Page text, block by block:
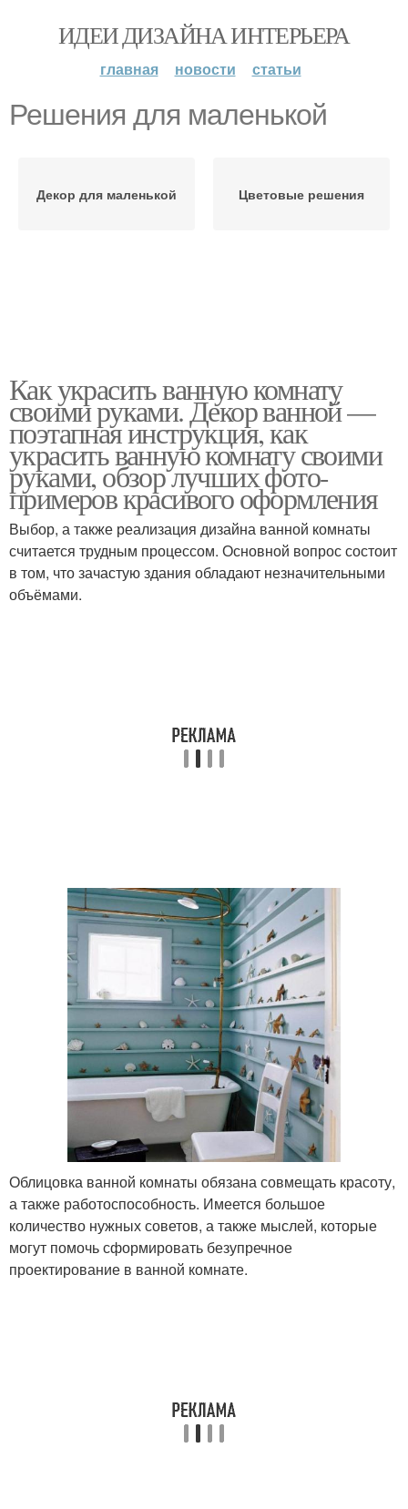
ИДЕИ ДИЗАЙНА ИНТЕРЬЕРА
главная новости статьи
Решения для маленькой
Декор для маленькой Цветовые решения
Как украсить ванную комнату
своими руками. Декор ванной —
поэтапная инструкция, как
украсить ванную комнату своими
руками, обзор лучших фото-
примеров красивого оформления
Выбор, а также реализация дизайна ванной комнаты
считается трудным процессом. Основной вопрос состоит
в том, что зачастую здания обладают незначительными
объёмами.
Облицовка ванной комнаты обязана совмещать красоту,
а также работоспособность. Имеется большое
количество нужных советов, а также мыслей, которые
могут помочь сформировать безупречное
проектирование в ванной комнате.